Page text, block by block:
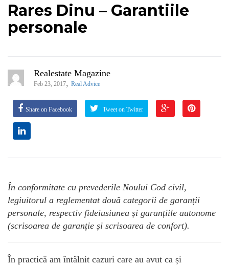
Rares Dinu – Garantiile
personale
Realestate Magazine
Feb 23, 2017, Real Advice
Share on Facebook Tweet on Twitter
În conformitate cu prevederile Noului Cod civil,
legiuitorul a reglementat două categorii de garanții
personale, respectiv fideiusiunea și garanțiile autonome
(scrisoarea de garanție și scrisoarea de confort).
În practică am întâlnit cazuri care au avut ca și